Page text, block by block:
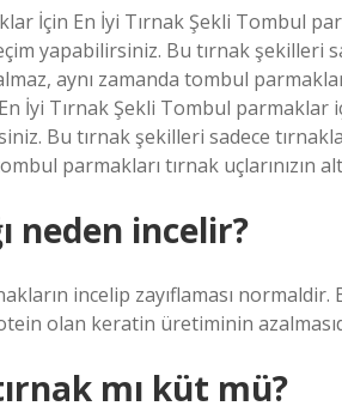
İçin En İyi Tırnak Şekli Tombul
yapabilirsiniz. Bu tırnak şekilleri
aynı zamanda tombul
İyi Tırnak Şekli Tombul
Bu tırnak şekilleri sadece
parmakları tırnak uçlarınızın
neden incelir?
incelip zayıflaması
olan keratin üretiminin
mı küt mü?